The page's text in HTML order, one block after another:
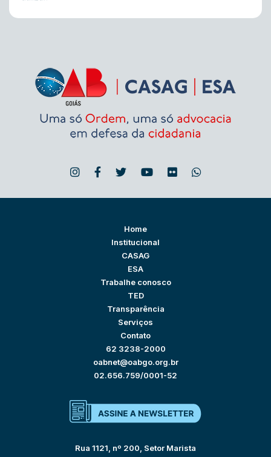
Home
Institucional
CASAG
ESA
Trabalhe conosco
TED
Transparência
Serviços
Contato
62 3238-2000
oabnet@oabgo.org.br
02.656.759/0001-52
Rua 1121, nº 200, Setor Marista